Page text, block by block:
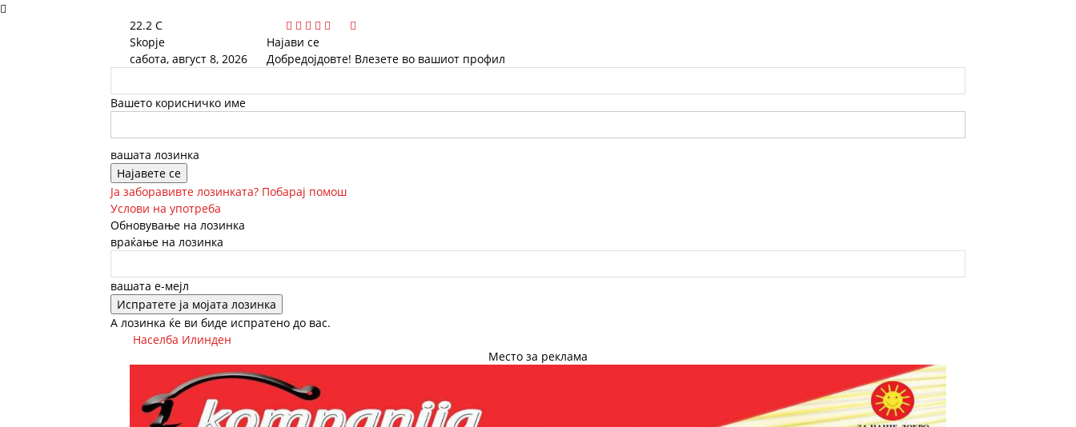
22.2 C
Skopje
сабота, август 8, 2026
Најави се
Добредојдовте! Влезете во вашиот профил
Вашето корисничко име
вашата лозинка
Ја заборавивте лозинката? Побарај помош
Услови на употреба
Обновување на лозинка
враќање на лозинка
вашата е-мејл
А лозинка ќе ви биде испратено до вас.
Населба Илинден
Место за реклама